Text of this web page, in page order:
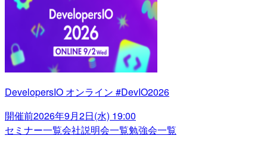
DevelopersIO オンライン #DevIO2026
開催前2026年9月2日(水) 19:00
セミナー一覧会社説明会一覧勉強会一覧